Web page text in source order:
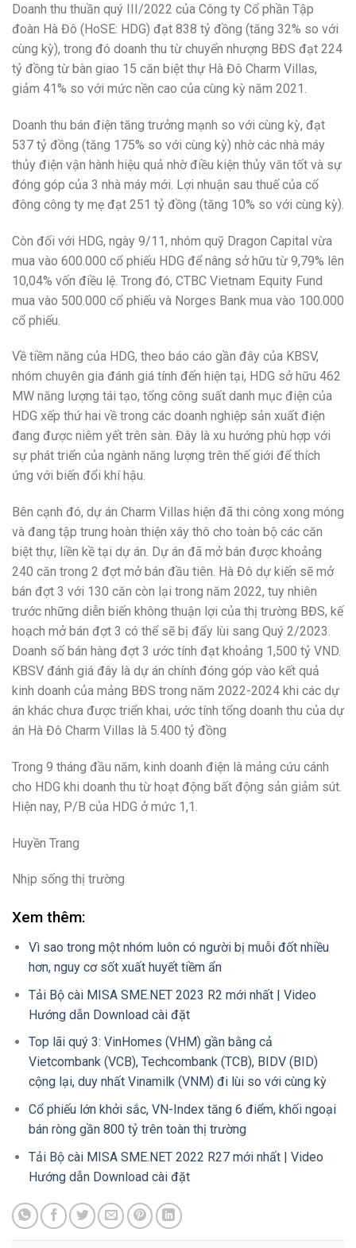
Doanh thu thuần quý III/2022 của Công ty Cổ phần Tập
đoàn Hà Đô (HoSE: HDG) đạt 838 tỷ đồng (tăng 32% so với
cùng kỳ), trong đó doanh thu từ chuyển nhượng BĐS đạt 224
tỷ đồng từ bàn giao 15 căn biệt thự Hà Đô Charm Villas,
giảm 41% so với mức nền cao của cùng kỳ năm 2021.
Doanh thu bán điện tăng trưởng mạnh so với cùng kỳ, đạt
537 tỷ đồng (tăng 175% so với cùng kỳ) nhờ các nhà máy
thủy điện vận hành hiệu quả nhờ điều kiện thủy văn tốt và sự
đóng góp của 3 nhà máy mới. Lợi nhuận sau thuế của cổ
đông công ty mẹ đạt 251 tỷ đồng (tăng 10% so với cùng kỳ).
Còn đối với HDG, ngày 9/11, nhóm quỹ Dragon Capital vừa
mua vào 600.000 cổ phiếu HDG để nâng sở hữu từ 9,79% lên
10,04% vốn điều lệ. Trong đó, CTBC Vietnam Equity Fund
mua vào 500.000 cổ phiếu và Norges Bank mua vào 100.000
cổ phiếu.
Về tiềm năng của HDG, theo báo cáo gần đây của KBSV,
nhóm chuyên gia đánh giá tính đến hiện tại, HDG sở hữu 462
MW năng lượng tái tạo, tổng công suất danh mục điện của
HDG xếp thứ hai về trong các doanh nghiệp sản xuất điện
đang được niêm yết trên sàn. Đây là xu hướng phù hợp với
sự phát triển của ngành năng lượng trên thế giới để thích
ứng với biến đổi khí hậu.
Bên cạnh đó, dự án Charm Villas hiện đã thi công xong móng
và đang tập trung hoàn thiện xây thô cho toàn bộ các căn
biệt thự, liền kề tại dự án. Dự án đã mở bán được khoảng
240 căn trong 2 đợt mở bán đầu tiên. Hà Đô dự kiến sẽ mở
bán đợt 3 với 130 căn còn lại trong năm 2022, tuy nhiên
trước những diễn biến không thuận lợi của thị trường BĐS, kế
hoạch mở bán đợt 3 có thể sẽ bị đẩy lùi sang Quý 2/2023.
Doanh số bán hàng đợt 3 ước tính đạt khoảng 1,500 tỷ VND.
KBSV đánh giá đây là dự án chính đóng góp vào kết quả
kinh doanh của mảng BĐS trong năm 2022-2024 khi các dự
án khác chưa được triển khai, ước tính tổng doanh thu của dự
án Hà Đô Charm Villas là 5.400 tỷ đồng
Trong 9 tháng đầu năm, kinh doanh điện là mảng cứu cánh
cho HDG khi doanh thu từ hoạt động bất động sản giảm sút.
Hiện nay, P/B của HDG ở mức 1,1.
Huyền Trang
Nhịp sống thị trường
Xem thêm:
Vì sao trong một nhóm luôn có người bị muỗi đốt nhiều
hơn, nguy cơ sốt xuất huyết tiềm ẩn
Tải Bộ cài MISA SME.NET 2023 R2 mới nhất | Video
Hướng dẫn Download cài đặt
Top lãi quý 3: VinHomes (VHM) gần bằng cả
Vietcombank (VCB), Techcombank (TCB), BIDV (BID)
cộng lại, duy nhất Vinamilk (VNM) đi lùi so với cùng kỳ
Cổ phiếu lớn khởi sắc, VN-Index tăng 6 điểm, khối ngoại
bán ròng gần 800 tỷ trên toàn thị trường
Tải Bộ cài MISA SME.NET 2022 R27 mới nhất | Video
Hướng dẫn Download cài đặt